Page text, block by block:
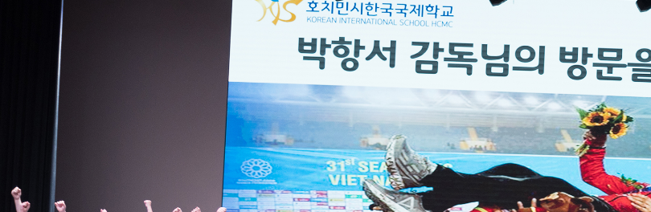
학교장인사말
학교상징
학교연혁
교직원현황
학생현황
위치/전화
교육목표
학사일정
일과시간표
성과평가자료
공지사항
납부금 안내
스쿨버스 운행 안내
급식안내
서식자료실
전-편입 서류양식
입학금/수업료
교복구입안내